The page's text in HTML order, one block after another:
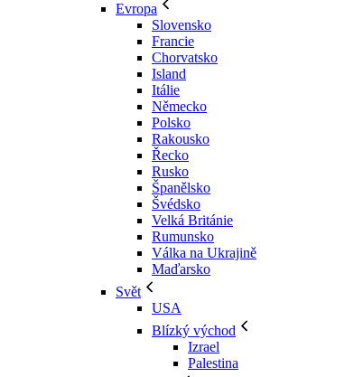
Evropa
Slovensko
Francie
Chorvatsko
Island
Itálie
Německo
Polsko
Rakousko
Řecko
Rusko
Španělsko
Švédsko
Velká Británie
Rumunsko
Válka na Ukrajině
Maďarsko
Svět
USA
Blízký východ
Izrael
Palestina